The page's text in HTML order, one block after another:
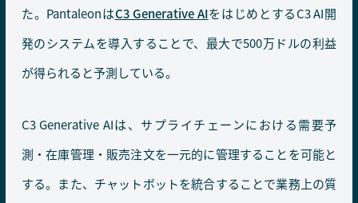
た。PantaleonはC3 Generative AIをはじめとするC3 AI開
発のシステムを導入することで、最大で500万ドルの利益
が得られると予測している。
C3 Generative AIは、サプライチェーンにおける需要予
測・在庫管理・販売注文を一元的に管理することを可能と
する。また、チャットボットを統合することで業務上の質